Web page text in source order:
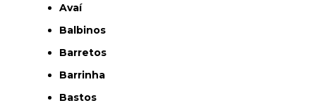
Avaí
Balbinos
Barretos
Barrinha
Bastos